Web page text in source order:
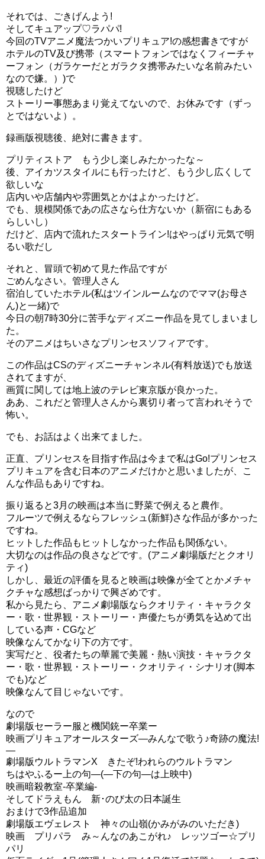
そしてナシマホウ界の制服も初お披露目！！
魔法学校の制服も似合ってましたが、こちらの制服も非常
に可愛いですね～
非常によく似合っています（＾＾
最初の画像はホームベーカリーで出来たパンを見てナシマ
ホウ界の科学技術に興味津々になってます（＾＾
それでは、ごきげんよう!
そしてキュアップ♡ラパパ!
今回のTVアニメ魔法つかいプリキュア!の感想書きですが
ホテルのTV及び携帯（スマートフォンではなくフィーチャ
ーフォン（ガラケーだとガラクタ携帯みたいな名前みたい
なので嫌。）)で
視聴したけど
ストーリー事態あまり覚えてないので、お休みです（ずっ
とではないよ）。
録画版視聴後、絶対に書きます。
プリティストア もう少し楽しみたかったな～
後、アイカツスタイルにも行ったけど、もう少し広くして
欲しいな
店内いや店舗内や雰囲気とかはよかったけど。
でも、規模関係であの広さなら仕方ないか（新宿にもある
らしいし）
だけど、店内で流れたスタートライン!はやっぱり元気で明
るい歌だし
それと、冒頭で初めて見た作品ですが
ごめんなさい。管理人さん
宿泊していたホテル(私はツインルームなのでママ(お母さ
ん)と一緒)で
今日の朝7時30分に苦手なディズニー作品を見てしまいまし
た。
そのアニメはちいさなプリンセスソフィアです。
この作品はCSのディズニーチャンネル(有料放送)でも放送
されてますが、
画質に関しては地上波のテレビ東京版が良かった。
ああ、これだと管理人さんから裏切り者って言われそうで
怖い。
でも、お話はよく出来てました。
正直、プリンセスを目指す作品は今まで私はGo!プリンセス
プリキュアを含む日本のアニメだけかと思いましたが、こ
んな作品もありですね。
振り返ると3月の映画は本当に野菜で例えると農作。
フルーツで例えるならフレッシュ(新鮮)さな作品が多かった
ですね。
ヒットした作品もヒットしなかった作品も関係ない。
大切なのは作品の良さなどです。(アニメ劇場版だとクオリ
ティ)
しかし、最近の評価を見ると映画は映像が全てとかメチャ
クチャな感想ばっかりで興ざめです。
私から見たら、アニメ劇場版ならクオリティ・キャラクタ
ー・歌・世界観・ストーリー・声優たちが勇気を込めて出
している声・CGなど
映像なんてかなり下の方です。
実写だと、役者たちの華麗で美麗・熱い演技・キャラクタ
ー・歌・世界観・ストーリー・クオリティ・シナリオ(脚本
でも)など
映像なんて目じゃないです。
なので
劇場版セーラー服と機関銃ー卒業ー
映画プリキュアオールスターズ―みんなで歌う♪奇跡の魔法!
―
劇場版ウルトラマンX きたぞ!われらのウルトラマン
ちはやふるー上の句―(―下の句―は上映中)
映画暗殺教室-卒業編‐
そしてドラえもん 新･のび太の日本誕生
おまけで3作品追加
劇場版エヴェレスト 神々の山嶺(かみがみのいただき)
映画 プリパラ み～んなのあこがれ♪ レッツゴー☆プリ
パリ